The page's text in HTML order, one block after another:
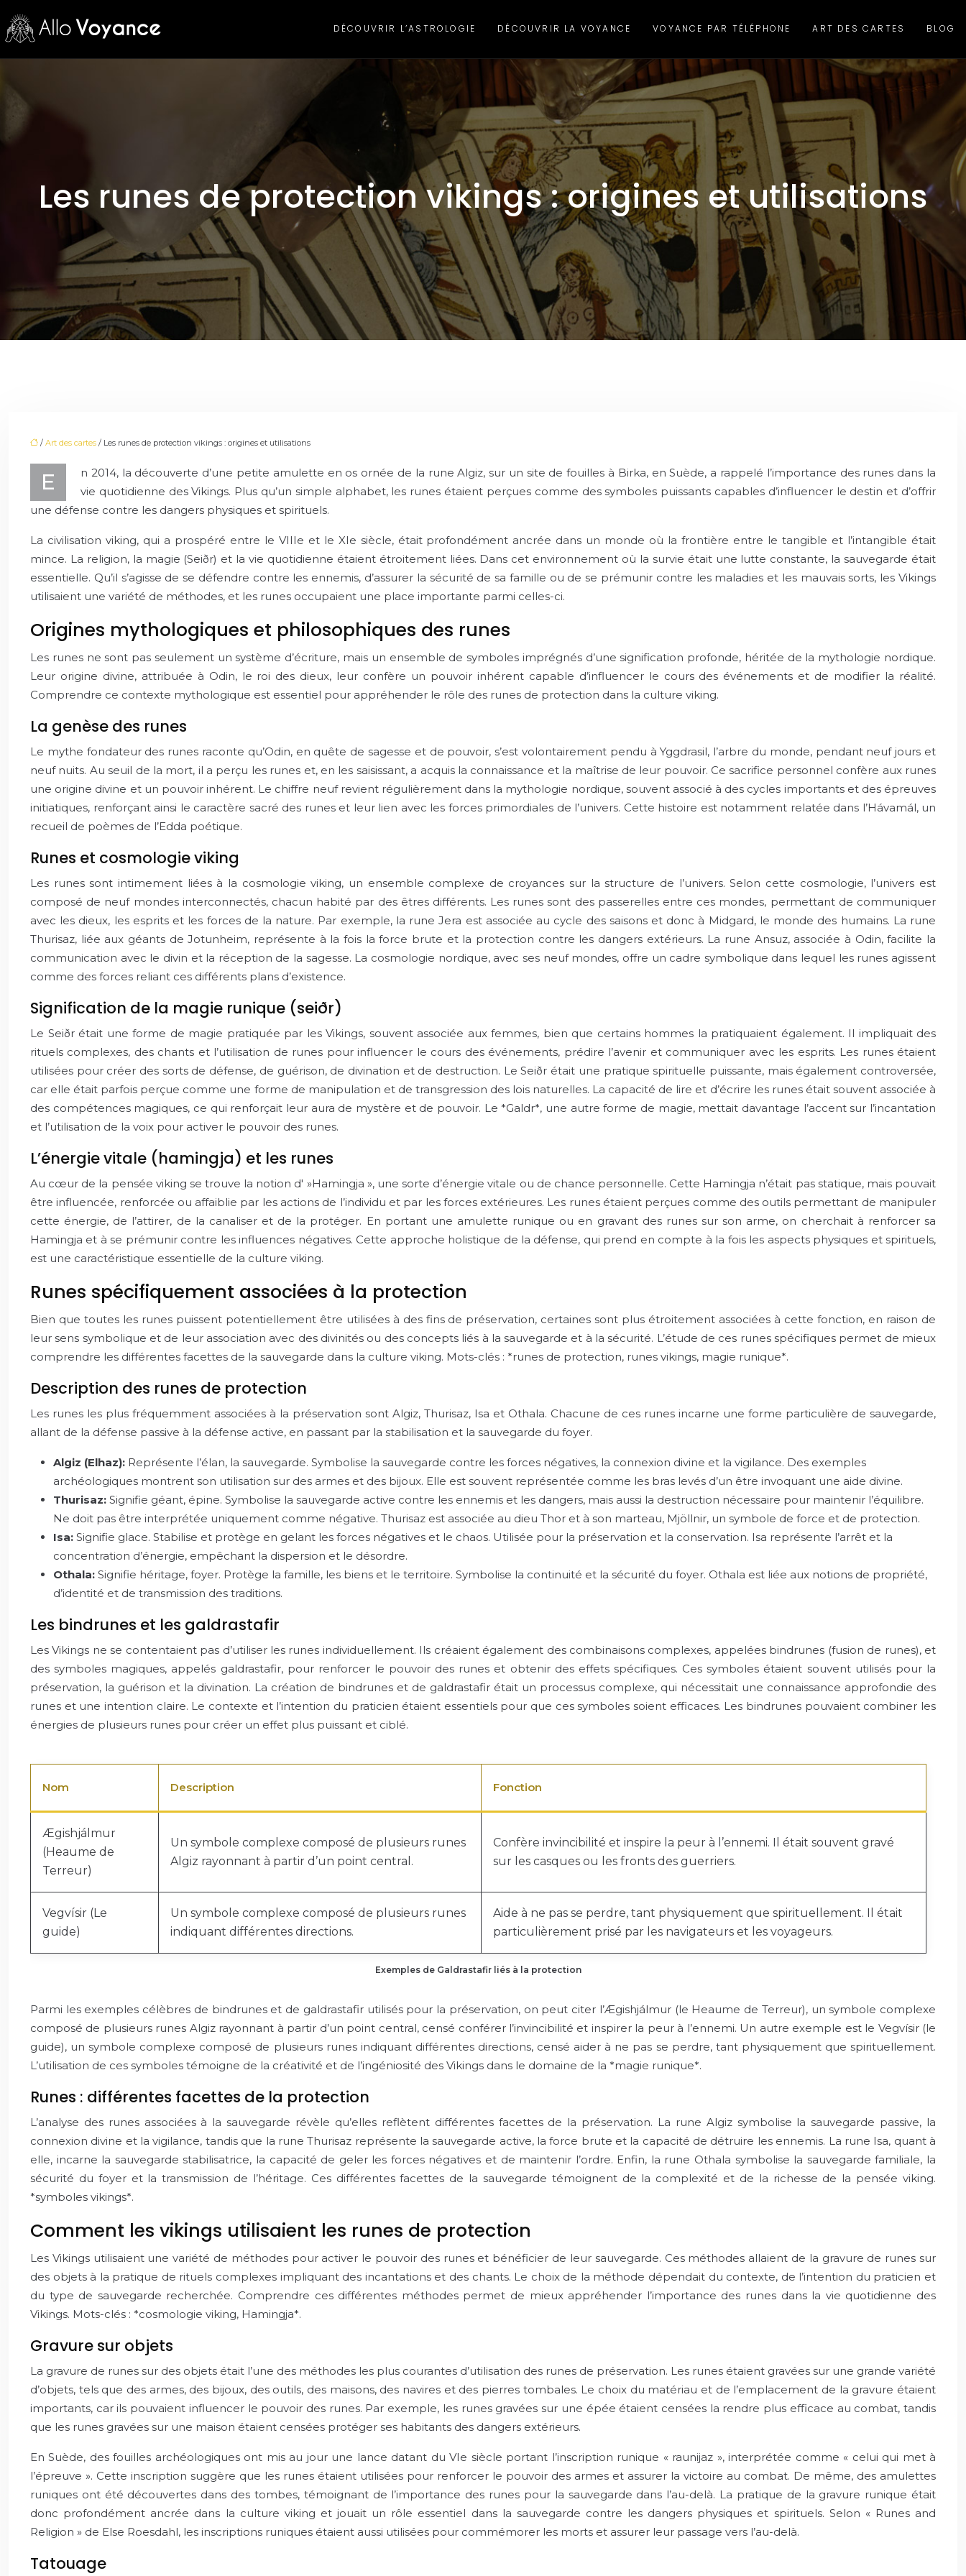
DÉCOUVRIR L’ASTROLOGIE DÉCOUVRIR LA VOYANCE VOYANCE PAR TÉLÉPHONE ART DES CARTES BLOG
Les runes de protection vikings : origines et utilisations
/ Art des cartes / Les runes de protection vikings : origines et utilisations
E
n 2014, la découverte d’une petite amulette en os ornée de la rune Algiz, sur un site de fouilles à Birka, en Suède, a rappelé l’importance des runes dans la
vie quotidienne des Vikings. Plus qu’un simple alphabet, les runes étaient perçues comme des symboles puissants capables d’influencer le destin et d’offrir
une défense contre les dangers physiques et spirituels.
La civilisation viking, qui a prospéré entre le VIIIe et le XIe siècle, était profondément ancrée dans un monde où la frontière entre le tangible et l’intangible était
mince. La religion, la magie (Seiðr) et la vie quotidienne étaient étroitement liées. Dans cet environnement où la survie était une lutte constante, la sauvegarde était
essentielle. Qu’il s’agisse de se défendre contre les ennemis, d’assurer la sécurité de sa famille ou de se prémunir contre les maladies et les mauvais sorts, les Vikings
utilisaient une variété de méthodes, et les runes occupaient une place importante parmi celles-ci.
Origines mythologiques et philosophiques des runes
Les runes ne sont pas seulement un système d’écriture, mais un ensemble de symboles imprégnés d’une signification profonde, héritée de la mythologie nordique.
Leur origine divine, attribuée à Odin, le roi des dieux, leur confère un pouvoir inhérent capable d’influencer le cours des événements et de modifier la réalité.
Comprendre ce contexte mythologique est essentiel pour appréhender le rôle des runes de protection dans la culture viking.
La genèse des runes
Le mythe fondateur des runes raconte qu’Odin, en quête de sagesse et de pouvoir, s’est volontairement pendu à Yggdrasil, l’arbre du monde, pendant neuf jours et
neuf nuits. Au seuil de la mort, il a perçu les runes et, en les saisissant, a acquis la connaissance et la maîtrise de leur pouvoir. Ce sacrifice personnel confère aux runes
une origine divine et un pouvoir inhérent. Le chiffre neuf revient régulièrement dans la mythologie nordique, souvent associé à des cycles importants et des épreuves
initiatiques, renforçant ainsi le caractère sacré des runes et leur lien avec les forces primordiales de l’univers. Cette histoire est notamment relatée dans l’Hávamál, un
recueil de poèmes de l’Edda poétique.
Runes et cosmologie viking
Les runes sont intimement liées à la cosmologie viking, un ensemble complexe de croyances sur la structure de l’univers. Selon cette cosmologie, l’univers est
composé de neuf mondes interconnectés, chacun habité par des êtres différents. Les runes sont des passerelles entre ces mondes, permettant de communiquer
avec les dieux, les esprits et les forces de la nature. Par exemple, la rune Jera est associée au cycle des saisons et donc à Midgard, le monde des humains. La rune
Thurisaz, liée aux géants de Jotunheim, représente à la fois la force brute et la protection contre les dangers extérieurs. La rune Ansuz, associée à Odin, facilite la
communication avec le divin et la réception de la sagesse. La cosmologie nordique, avec ses neuf mondes, offre un cadre symbolique dans lequel les runes agissent
comme des forces reliant ces différents plans d’existence.
Signification de la magie runique (seiðr)
Le Seiðr était une forme de magie pratiquée par les Vikings, souvent associée aux femmes, bien que certains hommes la pratiquaient également. Il impliquait des
rituels complexes, des chants et l’utilisation de runes pour influencer le cours des événements, prédire l’avenir et communiquer avec les esprits. Les runes étaient
utilisées pour créer des sorts de défense, de guérison, de divination et de destruction. Le Seiðr était une pratique spirituelle puissante, mais également controversée,
car elle était parfois perçue comme une forme de manipulation et de transgression des lois naturelles. La capacité de lire et d’écrire les runes était souvent associée à
des compétences magiques, ce qui renforçait leur aura de mystère et de pouvoir. Le *Galdr*, une autre forme de magie, mettait davantage l’accent sur l’incantation
et l’utilisation de la voix pour activer le pouvoir des runes.
L’énergie vitale (hamingja) et les runes
Au cœur de la pensée viking se trouve la notion d' »Hamingja », une sorte d’énergie vitale ou de chance personnelle. Cette Hamingja n’était pas statique, mais pouvait
être influencée, renforcée ou affaiblie par les actions de l’individu et par les forces extérieures. Les runes étaient perçues comme des outils permettant de manipuler
cette énergie, de l’attirer, de la canaliser et de la protéger. En portant une amulette runique ou en gravant des runes sur son arme, on cherchait à renforcer sa
Hamingja et à se prémunir contre les influences négatives. Cette approche holistique de la défense, qui prend en compte à la fois les aspects physiques et spirituels,
est une caractéristique essentielle de la culture viking.
Runes spécifiquement associées à la protection
Bien que toutes les runes puissent potentiellement être utilisées à des fins de préservation, certaines sont plus étroitement associées à cette fonction, en raison de
leur sens symbolique et de leur association avec des divinités ou des concepts liés à la sauvegarde et à la sécurité. L’étude de ces runes spécifiques permet de mieux
comprendre les différentes facettes de la sauvegarde dans la culture viking. Mots-clés : *runes de protection, runes vikings, magie runique*.
Description des runes de protection
Les runes les plus fréquemment associées à la préservation sont Algiz, Thurisaz, Isa et Othala. Chacune de ces runes incarne une forme particulière de sauvegarde,
allant de la défense passive à la défense active, en passant par la stabilisation et la sauvegarde du foyer.
Algiz (Elhaz): Représente l’élan, la sauvegarde. Symbolise la sauvegarde contre les forces négatives, la connexion divine et la vigilance. Des exemples
archéologiques montrent son utilisation sur des armes et des bijoux. Elle est souvent représentée comme les bras levés d’un être invoquant une aide divine.
Thurisaz: Signifie géant, épine. Symbolise la sauvegarde active contre les ennemis et les dangers, mais aussi la destruction nécessaire pour maintenir l’équilibre.
Ne doit pas être interprétée uniquement comme négative. Thurisaz est associée au dieu Thor et à son marteau, Mjöllnir, un symbole de force et de protection.
Isa: Signifie glace. Stabilise et protège en gelant les forces négatives et le chaos. Utilisée pour la préservation et la conservation. Isa représente l’arrêt et la
concentration d’énergie, empêchant la dispersion et le désordre.
Othala: Signifie héritage, foyer. Protège la famille, les biens et le territoire. Symbolise la continuité et la sécurité du foyer. Othala est liée aux notions de propriété,
d’identité et de transmission des traditions.
Les bindrunes et les galdrastafir
Les Vikings ne se contentaient pas d’utiliser les runes individuellement. Ils créaient également des combinaisons complexes, appelées bindrunes (fusion de runes), et
des symboles magiques, appelés galdrastafir, pour renforcer le pouvoir des runes et obtenir des effets spécifiques. Ces symboles étaient souvent utilisés pour la
préservation, la guérison et la divination. La création de bindrunes et de galdrastafir était un processus complexe, qui nécessitait une connaissance approfondie des
runes et une intention claire. Le contexte et l’intention du praticien étaient essentiels pour que ces symboles soient efficaces. Les bindrunes pouvaient combiner les
énergies de plusieurs runes pour créer un effet plus puissant et ciblé.
Exemples de Galdrastafir liés à la protection
Nom Description Fonction
Ægishjálmur
(Heaume de
Terreur)
Un symbole complexe composé de plusieurs runes
Algiz rayonnant à partir d’un point central.
Confère invincibilité et inspire la peur à l’ennemi. Il était souvent gravé
sur les casques ou les fronts des guerriers.
Vegvísir (Le
guide)
Un symbole complexe composé de plusieurs runes
indiquant différentes directions.
Aide à ne pas se perdre, tant physiquement que spirituellement. Il était
particulièrement prisé par les navigateurs et les voyageurs.
Parmi les exemples célèbres de bindrunes et de galdrastafir utilisés pour la préservation, on peut citer l’Ægishjálmur (le Heaume de Terreur), un symbole complexe
composé de plusieurs runes Algiz rayonnant à partir d’un point central, censé conférer l’invincibilité et inspirer la peur à l’ennemi. Un autre exemple est le Vegvísir (le
guide), un symbole complexe composé de plusieurs runes indiquant différentes directions, censé aider à ne pas se perdre, tant physiquement que spirituellement.
L’utilisation de ces symboles témoigne de la créativité et de l’ingéniosité des Vikings dans le domaine de la *magie runique*.
Runes : différentes facettes de la protection
L’analyse des runes associées à la sauvegarde révèle qu’elles reflètent différentes facettes de la préservation. La rune Algiz symbolise la sauvegarde passive, la
connexion divine et la vigilance, tandis que la rune Thurisaz représente la sauvegarde active, la force brute et la capacité de détruire les ennemis. La rune Isa, quant à
elle, incarne la sauvegarde stabilisatrice, la capacité de geler les forces négatives et de maintenir l’ordre. Enfin, la rune Othala symbolise la sauvegarde familiale, la
sécurité du foyer et la transmission de l’héritage. Ces différentes facettes de la sauvegarde témoignent de la complexité et de la richesse de la pensée viking.
*symboles vikings*.
Comment les vikings utilisaient les runes de protection
Les Vikings utilisaient une variété de méthodes pour activer le pouvoir des runes et bénéficier de leur sauvegarde. Ces méthodes allaient de la gravure de runes sur
des objets à la pratique de rituels complexes impliquant des incantations et des chants. Le choix de la méthode dépendait du contexte, de l’intention du praticien et
du type de sauvegarde recherchée. Comprendre ces différentes méthodes permet de mieux appréhender l’importance des runes dans la vie quotidienne des
Vikings. Mots-clés : *cosmologie viking, Hamingja*.
Gravure sur objets
La gravure de runes sur des objets était l’une des méthodes les plus courantes d’utilisation des runes de préservation. Les runes étaient gravées sur une grande variété
d’objets, tels que des armes, des bijoux, des outils, des maisons, des navires et des pierres tombales. Le choix du matériau et de l’emplacement de la gravure étaient
importants, car ils pouvaient influencer le pouvoir des runes. Par exemple, les runes gravées sur une épée étaient censées la rendre plus efficace au combat, tandis
que les runes gravées sur une maison étaient censées protéger ses habitants des dangers extérieurs.
En Suède, des fouilles archéologiques ont mis au jour une lance datant du VIe siècle portant l’inscription runique « raunijaz », interprétée comme « celui qui met à
l’épreuve ». Cette inscription suggère que les runes étaient utilisées pour renforcer le pouvoir des armes et assurer la victoire au combat. De même, des amulettes
runiques ont été découvertes dans des tombes, témoignant de l’importance des runes pour la sauvegarde dans l’au-delà. La pratique de la gravure runique était
donc profondément ancrée dans la culture viking et jouait un rôle essentiel dans la sauvegarde contre les dangers physiques et spirituels. Selon « Runes and
Religion » de Else Roesdahl, les inscriptions runiques étaient aussi utilisées pour commémorer les morts et assurer leur passage vers l’au-delà.
Tatouage